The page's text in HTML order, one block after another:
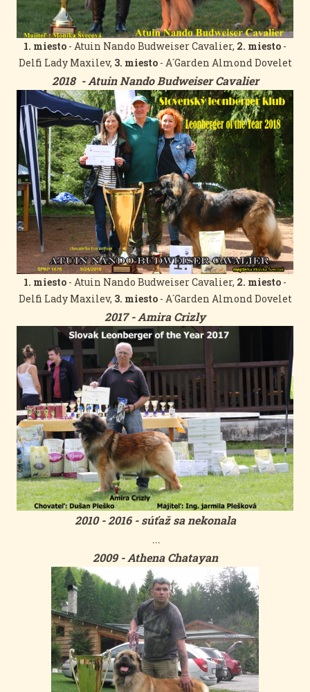
1. miesto - Atuin Nando Budweiser Cavalier, 2. miesto -
Delfi Lady Maxilev, 3. miesto- A´Garden Almond Dovelet
2018 - Atuin Nando Budweiser Cavalier
1. miesto - Atuin Nando Budweiser Cavalier, 2. miesto -
Delfi Lady Maxilev, 3. miesto- A´Garden Almond Dovelet
2017 - Amira Crizly
2010 - 2016 - súťaž sa nekonala
...
2009 - Athena Chatayan